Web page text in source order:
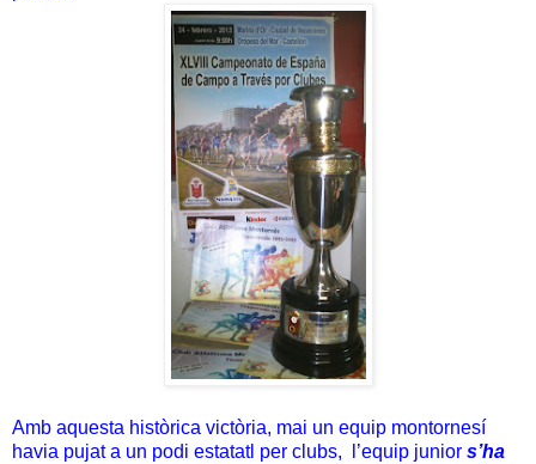
Amb aquesta històrica victòria, mai un equip montornesí
havia pujat a un podi estatatl per clubs, l’equip junior s’ha